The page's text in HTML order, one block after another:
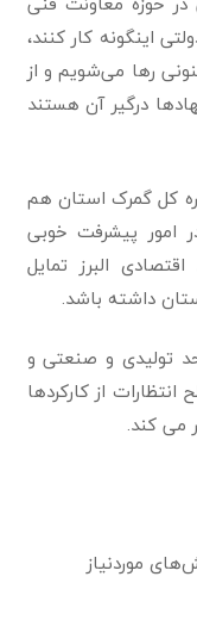
اینگونه کار کنند،
رها می‌شویم و از
درگیر آن هستند
کل گمرک استان هم
امور پیشرفت خوبی
البرز تمایل
داشته باشد.
نزدیک به ۴ هزار واحد تولیدی و صنعتی و
انتظارات از کارکردها
می کند.
موردنیاز